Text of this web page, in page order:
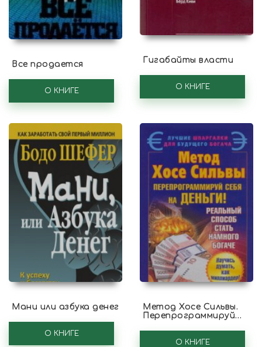
Все продается
О КНИГЕ
Гигабайты власти
О КНИГЕ
Мани или азбука денег
О КНИГЕ
Метод Хосе Сильвы.
Перепрограммируй
О КНИГЕ